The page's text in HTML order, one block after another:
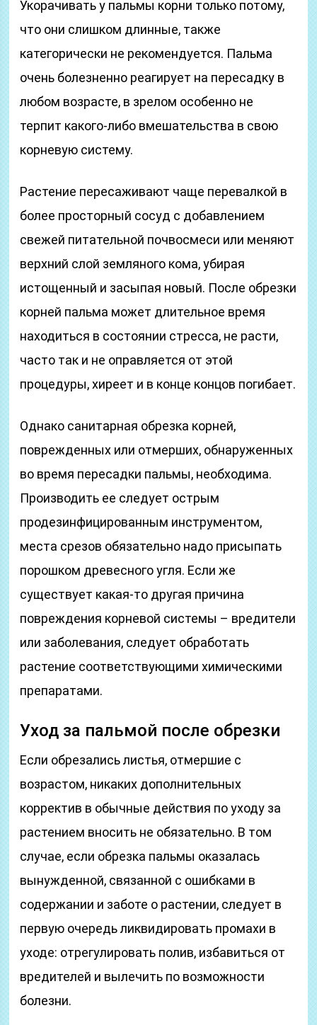
Укорачивать у пальмы корни только потому,
что они слишком длинные, также
категорически не рекомендуется. Пальма
очень болезненно реагирует на пересадку в
любом возрасте, в зрелом особенно не
терпит какого-либо вмешательства в свою
корневую систему.
Растение пересаживают чаще перевалкой в
более просторный сосуд с добавлением
свежей питательной почвосмеси или меняют
верхний слой земляного кома, убирая
истощенный и засыпая новый. После обрезки
корней пальма может длительное время
находиться в состоянии стресса, не расти,
часто так и не оправляется от этой
процедуры, хиреет и в конце концов погибает.
Однако санитарная обрезка корней,
поврежденных или отмерших, обнаруженных
во время пересадки пальмы, необходима.
Производить ее следует острым
продезинфицированным инструментом,
места срезов обязательно надо присыпать
порошком древесного угля. Если же
существует какая-то другая причина
повреждения корневой системы – вредители
или заболевания, следует обработать
растение соответствующими химическими
препаратами.
Уход за пальмой после обрезки
Если обрезались листья, отмершие с
возрастом, никаких дополнительных
корректив в обычные действия по уходу за
растением вносить не обязательно. В том
случае, если обрезка пальмы оказалась
вынужденной, связанной с ошибками в
содержании и заботе о растении, следует в
первую очередь ликвидировать промахи в
уходе: отрегулировать полив, избавиться от
вредителей и вылечить по возможности
болезни.